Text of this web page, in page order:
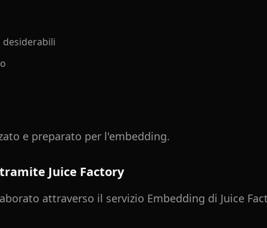
desiderabili
e preparato per l'embedding.
Juice Factory
attraverso il servizio Embedding di Juice